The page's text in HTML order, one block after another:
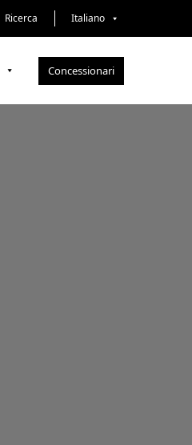
Ricerca Italiano
Concessionari